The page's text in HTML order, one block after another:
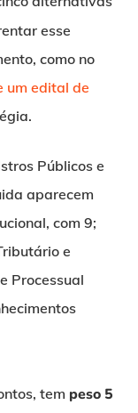
esse
como no
um edital de
Públicos e
aparecem
com 9;
e
Processual
tem peso 5